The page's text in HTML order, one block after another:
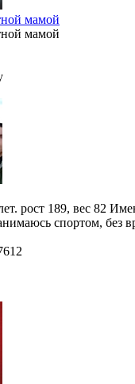
мамой
мамой
рост 189, вес 82
спортом, без